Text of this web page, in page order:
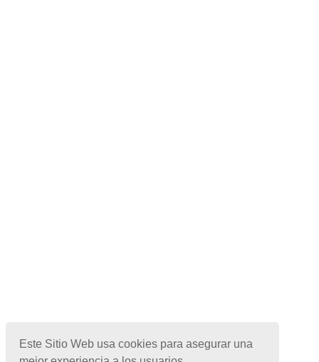
Este Sitio Web usa cookies para asegurar una